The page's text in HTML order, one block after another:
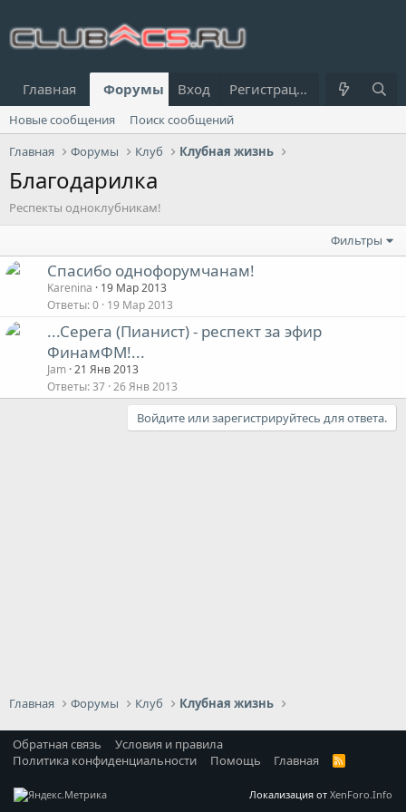
Главная Форумы Что нового?
Вход Регистрация
Новые сообщения
Поиск сообщений
Главная
Форумы Клуб Клубная жизнь
Благодарилка
Респекты одноклубникам!
Фильтры
Спасибо однофорумчанам!
Karenina
19 Мар 2013
Ответы 0 19 Мар 2013
...Серега (Пианист) - респект за эфир
ФинамФМ!...
Jam 21 Янв 2013
Ответы 37 26 Янв 2013
Войдите или зарегистрируйтесь для ответа.
Главная Форумы Клуб Клубная жизнь
Обратная связь
Условия и правила
Политика конфиденциальности
Помощь Главная
R
Локализация от XenForo.Info